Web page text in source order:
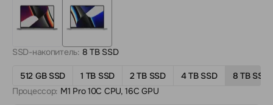
SSD-накопитель: 8 TB SSD
512 GB SSD 1 TB SSD 2 TB SSD 4 TB SSD
8 TB SSD
Процессор: M1 Pro 10C CPU, 16C GPU